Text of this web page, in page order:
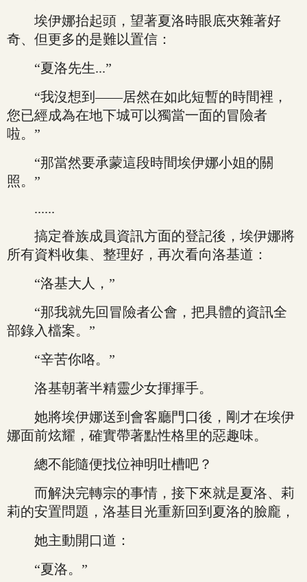
埃伊娜抬起頭，望著夏洛時眼底夾雜著好
奇、但更多的是難以置信：
“夏洛先生...”
“我沒想到——居然在如此短暫的時間裡，
您已經成為在地下城可以獨當一面的冒險者
啦。”
“那當然要承蒙這段時間埃伊娜小姐的關
照。”
......
搞定眷族成員資訊方面的登記後，埃伊娜將
所有資料收集、整理好，再次看向洛基道：
“洛基大人，”
“那我就先回冒險者公會，把具體的資訊全
部錄入檔案。”
“辛苦你咯。”
洛基朝著半精靈少女揮揮手。
她將埃伊娜送到會客廳門口後，剛才在埃伊
娜面前炫耀，確實帶著點性格里的惡趣味。
總不能隨便找位神明吐槽吧？
而解決完轉宗的事情，接下來就是夏洛、莉
莉的安置問題，洛基目光重新回到夏洛的臉龐，
她主動開口道：
“夏洛。”